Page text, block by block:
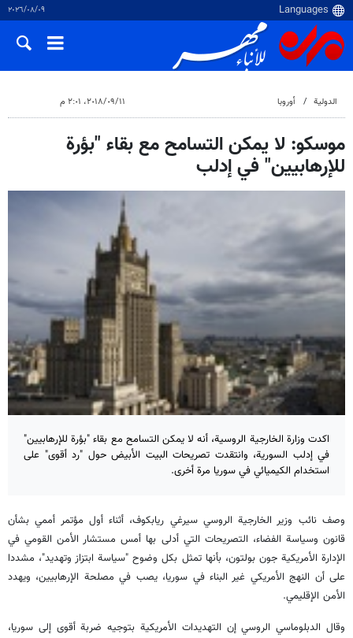
٠٩‏/٠٨‏/٢٠٢٦
الدولية أوروبا ١١‏/٠٩‏/٢٠١٨، ٢:٠١ م
موسكو: لا يمكن التسامح مع بقاء "بؤرة
للإرهابيين" في إدلب
اكدت وزارة الخارجية الروسية، أنه لا يمكن التسامح مع بقاء "بؤرة للإرهابيين"
في إدلب السورية، وانتقدت تصريحات البيت الأبيض حول "رد أقوى" على
استخدام الكيميائي في سوريا مرة أخرى.
وصف نائب وزير الخارجية الروسي سيرغي ريابكوف، أثناء أول مؤتمر أممي بشأن
قانون وسياسة الفضاء، التصريحات التي أدلى بها أمس مستشار الأمن القومي في
الإدارة الأمريكية جون بولتون، بأنها تمثل بكل وضوح "سياسة ابتزاز وتهديد"، مشددا
على أن النهج الأمريكي غير البناء في سوريا، يصب في مصلحة الإرهابيين، ويهدد
الأمن الإقليمي.
وقال الدبلوماسي الروسي إن التهديدات الأمريكية بتوجيه ضربة أقوى إلى سوريا،